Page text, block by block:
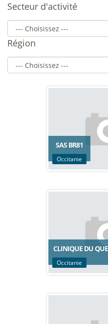
Secteur d'activité
Région
SAS BR81
Occitanie
CLINIQUE DU
Occitanie